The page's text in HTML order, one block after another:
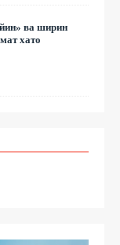
ва ширин
хато